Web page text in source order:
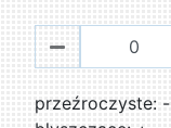
przeźroczyste: -